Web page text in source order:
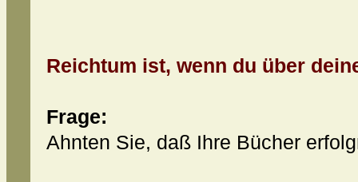
Reichtum ist, wenn du über
Frage:
Ahnten Sie, daß Ihre Bücher